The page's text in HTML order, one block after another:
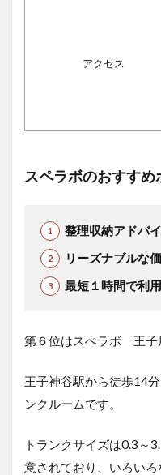
アクセス
スペラボのおすすめ
整理収納アドバ
リーズナブルな
最短１時間で利
第６位はスぺラボ 王子
王子神谷駅から徒歩14
ンクルームです。
トランクサイズは0.3～
意されており、いろいろ